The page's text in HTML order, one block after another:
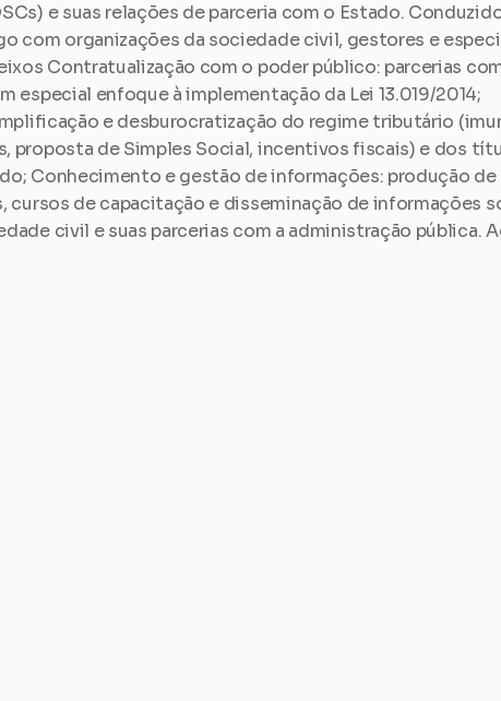
e suas relações de parceria com o Estado.
com organizações da sociedade civil, gestores e
Contratualização com o poder público: parcerias
especial enfoque à implementação da Lei 13.019/2014;
e desburocratização do regime tributário
proposta de Simples Social, incentivos fiscais) e dos
Conhecimento e gestão de informações: produção
cursos de capacitação e disseminação de informações
civil e suas parcerias com a administração pública.